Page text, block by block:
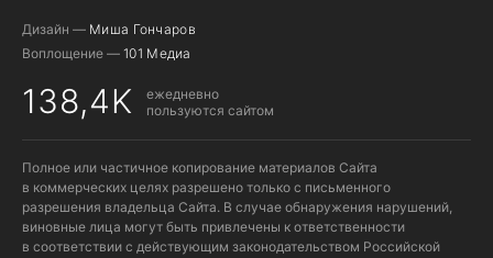
Дизайн — Миша Гончаров
Воплощение — 101 Медиа
138,4K
ежедневно
пользуются сайтом
Полное или частичное копирование материалов Сайта
в коммерческих целях разрешено только с письменного
разрешения владельца Сайта. В случае обнаружения нарушений,
виновные лица могут быть привлечены к ответственности
в соответствии с действующим законодательством Российской